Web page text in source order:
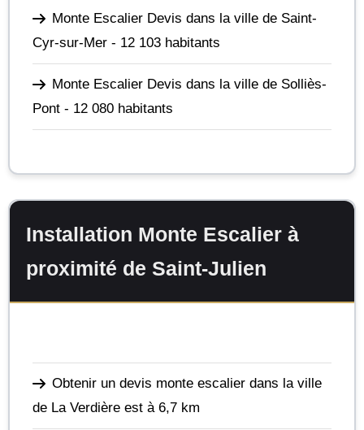
Monte Escalier Devis dans la ville de Saint-
Cyr-sur-Mer - 12 103 habitants
Monte Escalier Devis dans la ville de Solliès-
Pont - 12 080 habitants
Installation Monte Escalier à
proximité de Saint-Julien
Obtenir un devis monte escalier dans la ville
de La Verdière est à 6,7 km